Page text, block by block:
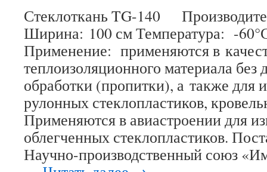
Стеклоткань TG-140
Ширина: 100 см Температура: -
Применение: применяются в
теплоизоляционного материала без
обработки (пропитки), а также для
рулонных стеклопластиков,
Применяются в авиастроении для
облегченных стеклопластиков.
Научно-производственный союз